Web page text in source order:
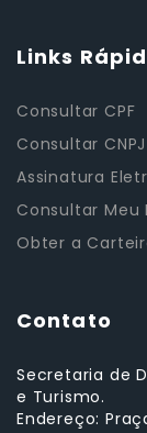
Links
Consultar CPF
Consultar CNPJ
Assinatura
Consultar Meu
Obter a
Contato
Secretaria de
e Turismo.
Endereço: